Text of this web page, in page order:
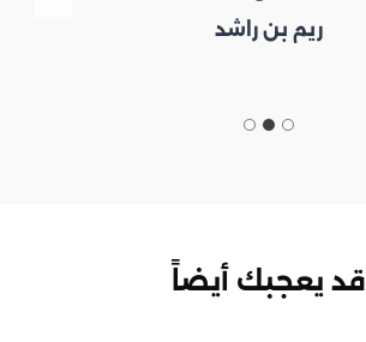
ريم بن راشد
قد يعجبك أيضاً